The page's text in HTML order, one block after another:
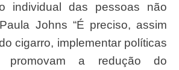
individual das pessoas não
Johns “É preciso, assim
cigarro, implementar políticas
promovam a redução do